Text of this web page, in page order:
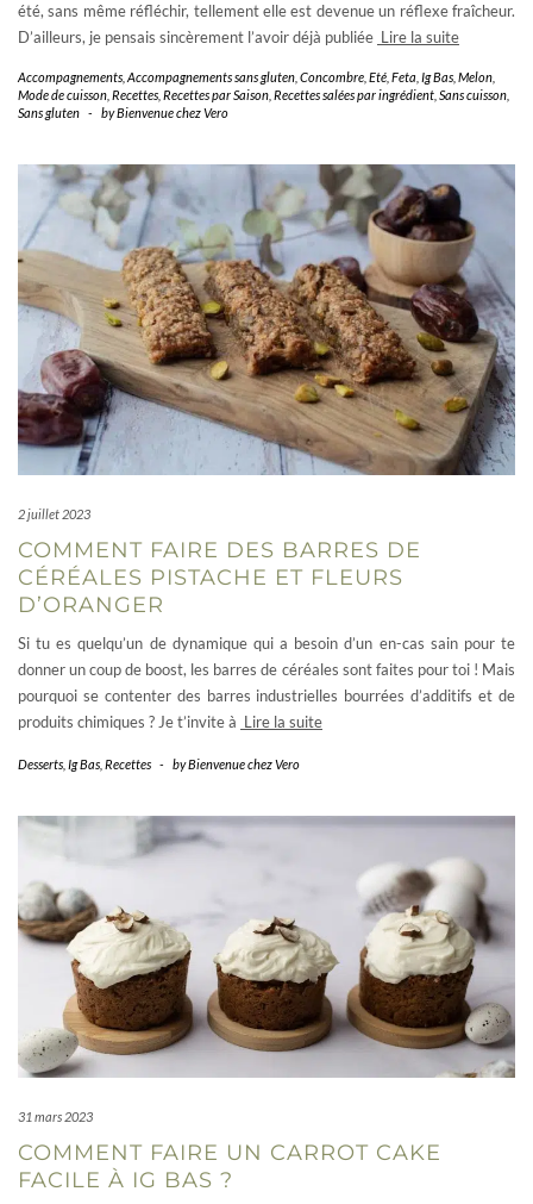
été, sans même réfléchir, tellement elle est devenue un réflexe fraîcheur.
D’ailleurs, je pensais sincèrement l’avoir déjà publiée Lire la suite
Accompagnements Accompagnements sans gluten Concombre Eté Feta Ig Bas Melon
Mode de cuisson Recettes Recettes par Saison Recettes salées par ingrédient Sans cuisson
Sans gluten - byBienvenue chez Vero
2 juillet 2023
COMMENT FAIRE DES BARRES DE
CÉRÉALES PISTACHE ET FLEURS
D’ORANGER
Si tu es quelqu’un de dynamique qui a besoin d’un en-cas sain pour te
donner un coup de boost, les barres de céréales sont faites pour toi ! Mais
pourquoi se contenter des barres industrielles bourrées d’additifs et de
produits chimiques ? Je t’invite à Lire la suite
Desserts Ig Bas Recettes - byBienvenue chez Vero
31 mars 2023
COMMENT FAIRE UN CARROT CAKE
FACILE À IG BAS ?